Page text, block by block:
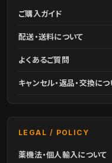
ご購入ガイド
配送・送料について
よくあるご質問
キャンセル・返品・交換につ
LEGAL / POLICY
薬機法・個人輸入について